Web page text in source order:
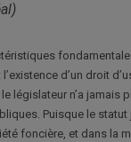
d’un droit
législateur n’a jamais
Puisque le statut
foncière, et dans la